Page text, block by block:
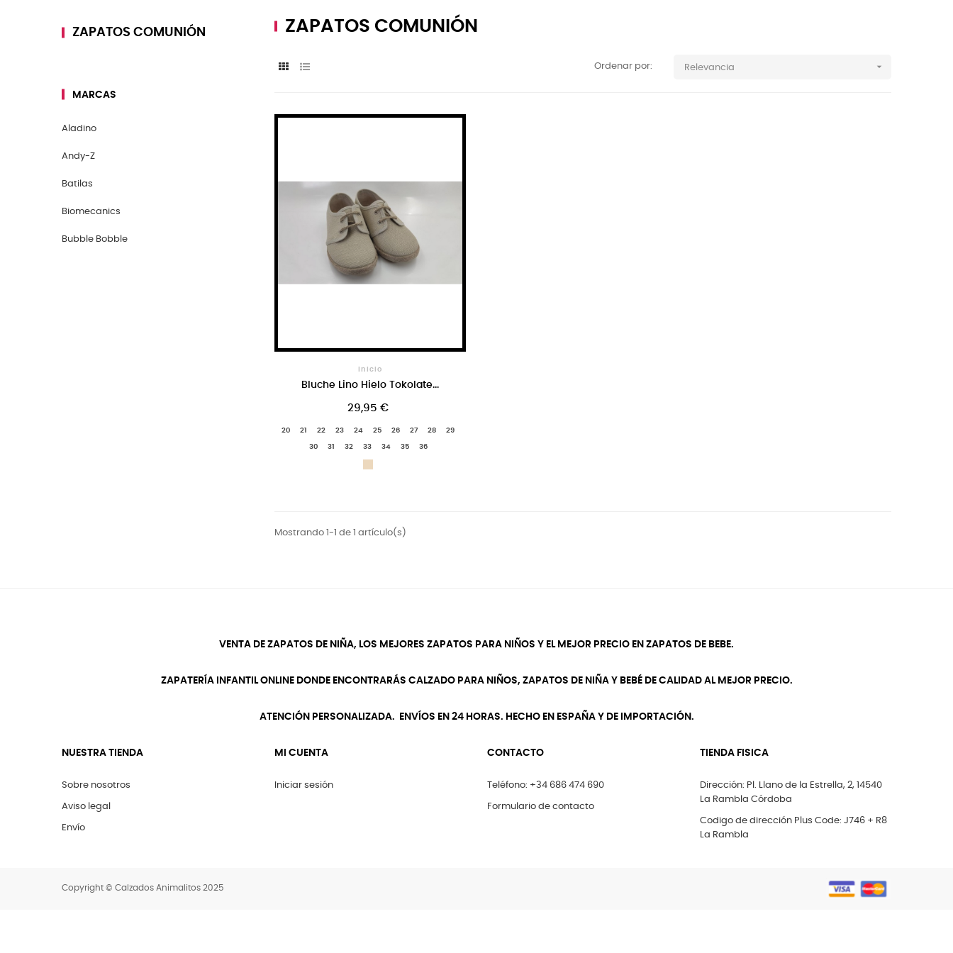
ZAPATOS COMUNIÓN
MARCAS
Aladino
Andy-Z
Batilas
Biomecanics
Bubble Bobble
ZAPATOS COMUNIÓN
Ordenar por: Relevancia 
Inicio
Bluche Lino Hielo Tokolate...
29,95 €
20 21 22 23 24 25 26 27 28 29
30 31 32 33 34 35 36
Mostrando 1-1 de 1 artículo(s)
VENTA DE ZAPATOS DE NIÑA, LOS MEJORES ZAPATOS PARA NIÑOS Y EL MEJOR PRECIO EN ZAPATOS DE BEBE.
ZAPATERÍA INFANTIL ONLINE DONDE ENCONTRARÁS CALZADO PARA NIÑOS, ZAPATOS DE NIÑA Y BEBÉ DE CALIDAD AL MEJOR PRECIO.
ATENCIÓN PERSONALIZADA. ENVÍOS EN 24 HORAS. HECHO EN ESPAÑA Y DE IMPORTACIÓN.
NUESTRA TIENDA
Sobre nosotros
Aviso legal
Envío
MI CUENTA
Iniciar sesión
CONTACTO
Teléfono: +34 686 474 690
Formulario de contacto
TIENDA FISICA
Dirección: Pl. Llano de la Estrella, 2, 14540
La Rambla Córdoba
Codigo de dirección Plus Code: J746 + R8
La Rambla
Copyright © Calzados Animalitos 2025